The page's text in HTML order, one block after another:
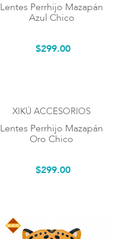
Lentes Perrhijo Mazapán
Azul Chico
$299.00
XIKÚ ACCESORIOS
Lentes Perrhijo Mazapán
Oro Chico
$299.00